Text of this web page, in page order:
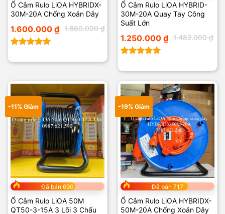
Ổ Cắm Rulo LiOA HYBRIDX-
30M-20A Chống Xoắn Dây
hạng5.00
1.860.000₫
Giá
gốc
là:
1.860.000 ₫.
1.600.000 ₫
Giá
hiện
tại
là:
Ổ Cắm Rulo LiOA HYBRID-
30M-20A Quay Tay Công
Suất Lớn
hạng5.00
1.482.000₫
Giá
gốc
là:
1.482.000 ₫.
1.250.000 ₫
Giá
hiện
tại
là:
-11% Giảm
Đã bán 690
Ổ Cắm Rulo LiOA 50M
QT50-3-15A 3 Lõi 3 Chấu
-19% Giảm
Đã bán 717
Ổ Cắm Rulo LiOA HYBRIDX-
50M-20A Chống Xoắn Dây